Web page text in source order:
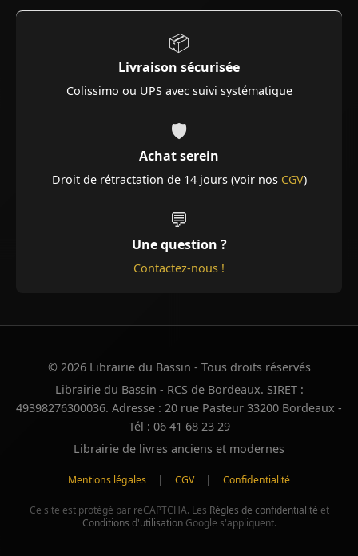
📦
Livraison sécurisée
Colissimo ou UPS avec suivi systématique
🛡️
Achat serein
Droit de rétractation de 14 jours (voir nos CGV)
💬
Une question ?
Contactez-nous !
© 2026 Librairie du Bassin - Tous droits réservés
Librairie du Bassin - RCS de Bordeaux. SIRET :
49398276300036. Adresse : 20 rue Pasteur 33200 Bordeaux -
Tél : 06 41 68 23 29
Librairie de livres anciens et modernes
Mentions légales | CGV | Confidentialité
Ce site est protégé par reCAPTCHA. Les Règles de confidentialité et
Conditions d'utilisationGoogle s'appliquent.